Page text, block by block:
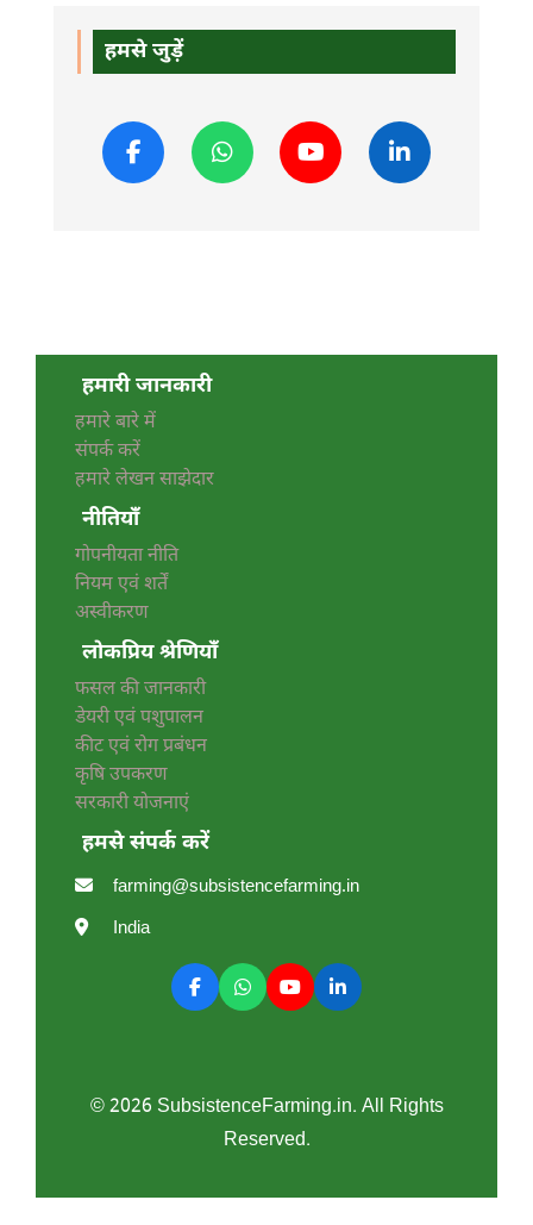
हमसे जुड़ें
हमारी जानकारी
हमारे बारे में
संपर्क करें
हमारे लेखन साझेदार
नीतियाँ
गोपनीयता नीति
नियम एवं शर्तें
अस्वीकरण
लोकप्रिय श्रेणियाँ
फसल की जानकारी
डेयरी एवं पशुपालन
कीट एवं रोग प्रबंधन
कृषि उपकरण
सरकारी योजनाएं
हमसे संपर्क करें
farming@subsistencefarming.in
India
© 2026 SubsistenceFarming.in. All Rights
Reserved.